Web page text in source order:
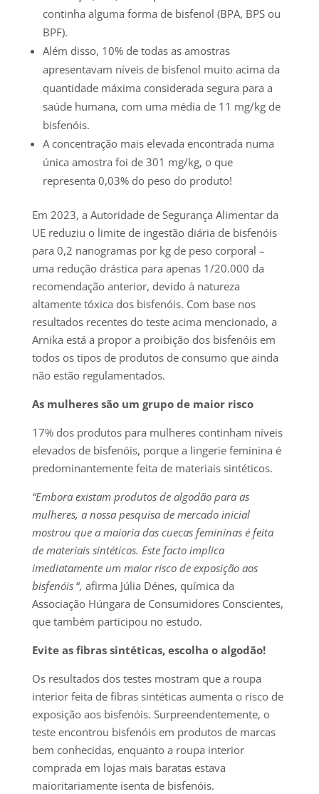
continha alguma forma de bisfenol (BPA, BPS ou
BPF).
Além disso, 10% de todas as amostras
apresentavam níveis de bisfenol muito acima da
quantidade máxima considerada segura para a
saúde humana, com uma média de 11 mg/kg de
bisfenóis.
A concentração mais elevada encontrada numa
única amostra foi de 301 mg/kg, o que
representa 0,03% do peso do produto!
Em 2023, a Autoridade de Segurança Alimentar da
UE reduziu o limite de ingestão diária de bisfenóis
para 0,2 nanogramas por kg de peso corporal –
uma redução drástica para apenas 1/20.000 da
recomendação anterior, devido à natureza
altamente tóxica dos bisfenóis. Com base nos
resultados recentes do teste acima mencionado, a
Arnika está a propor a proibição dos bisfenóis em
todos os tipos de produtos de consumo que ainda
não estão regulamentados.
As mulheres são um grupo de maior risco
17% dos produtos para mulheres continham níveis
elevados de bisfenóis, porque a lingerie feminina é
predominantemente feita de materiais sintéticos.
“Embora existam produtos de algodão para as
mulheres, a nossa pesquisa de mercado inicial
mostrou que a maioria das cuecas femininas é feita
de materiais sintéticos. Este facto implica
imediatamente um maior risco de exposição aos
bisfenóis“, afirma Júlia Dénes, química da
Associação Húngara de Consumidores Conscientes,
que também participou no estudo.
Evite as fibras sintéticas, escolha o algodão!
Os resultados dos testes mostram que a roupa
interior feita de fibras sintéticas aumenta o risco de
exposição aos bisfenóis. Surpreendentemente, o
teste encontrou bisfenóis em produtos de marcas
bem conhecidas, enquanto a roupa interior
comprada em lojas mais baratas estava
maioritariamente isenta de bisfenóis.